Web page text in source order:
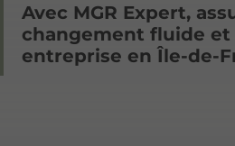
Avec MGR Expert,
changement fluide
entreprise en Île-de-